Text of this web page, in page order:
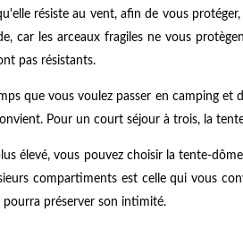
résiste au vent, afin de vous
car les arceaux fragiles ne vous
pas résistants.
que vous voulez passer en camping
Pour un court séjour à trois, la
élevé, vous pouvez choisir la tente-
compartiments est celle qui vous
pourra préserver son intimité.